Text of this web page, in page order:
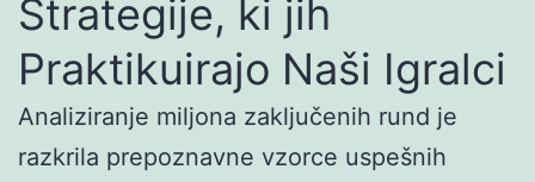
Strategije, ki jih
Praktikuirajo Naši Igralci
Analiziranje miljona zaključenih rund je
razkrila prepoznavne vzorce uspešnih